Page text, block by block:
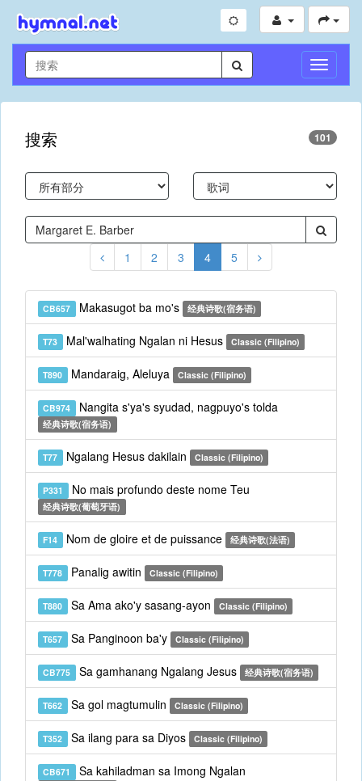
切
换
导
搜索 101
1 2 3 4 5
CB657 Makasugot ba mo's 经典诗歌(宿务语)
T73 Mal'walhating Ngalan ni Hesus Classic (Filipino)
T890 Mandaraig, Aleluya Classic (Filipino)
CB974 Nangita s'ya's syudad, nagpuyo's tolda
经典诗歌(宿务语)
T77 Ngalang Hesus dakilain Classic (Filipino)
P331 No mais profundo deste nome Teu
经典诗歌(葡萄牙语)
F14 Nom de gloire et de puissance 经典诗歌(法语)
T778 Panalig awitin Classic (Filipino)
T880 Sa Ama ako'y sasang-ayon Classic (Filipino)
T657 Sa Panginoon ba'y Classic (Filipino)
CB775 Sa gamhanang Ngalang Jesus 经典诗歌(宿务语)
T662 Sa gol magtumulin Classic (Filipino)
T352 Sa ilang para sa Diyos Classic (Filipino)
CB671 Sa kahiladman sa Imong Ngalan